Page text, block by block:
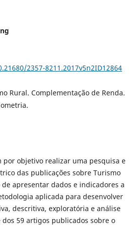
2357-8211.2017v5n2ID12864
Rural. Complementação de Renda.
por objetivo realizar uma pesquisa e
das publicações sobre Turismo
apresentar dados e indicadores a
aplicada para desenvolver
descritiva, exploratória e análise
59 artigos publicados sobre o